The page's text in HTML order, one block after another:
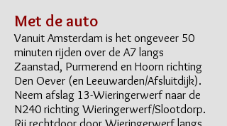
Met de auto
​Vanuit Amsterdam is het ongeveer 50
minuten rijden over de A7 langs
Zaanstad, Purmerend en Hoorn richting
Den Oever (en Leeuwarden/Afsluitdijk).
Neem afslag 13-Wieringerwerf naar de
N240 richting Wieringerwerf/Slootdorp.
Rij rechtdoor door Wieringerwerf langs